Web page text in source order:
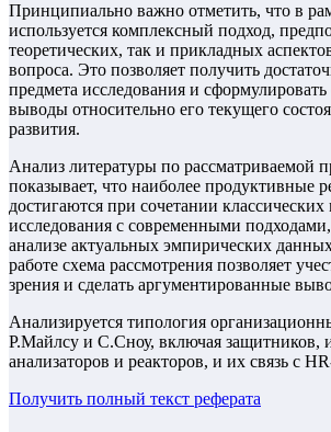
Принципиально важно отметить, что в
используется комплексный подход,
теоретических, так и прикладных
вопроса. Это позволяет получить
предмета исследования и
выводы относительно его текущего
развития.
Анализ литературы по рассматриваемой
показывает, что наиболее продуктивные
достигаются при сочетании классических
исследования с современными
анализе актуальных эмпирических
работе схема рассмотрения позволяет
зрения и сделать аргументированные
Анализируется типология
Р.Майлсу и С.Сноу, включая защитников,
анализаторов и реакторов, и их связь с
Получить полный текст реферата